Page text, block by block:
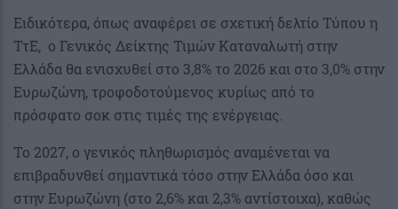
Ειδικότερα, όπως αναφέρει σε σχετική δελτίο Τύπου η
ΤτΕ, ο Γενικός Δείκτης Τιμών Καταναλωτή στην
Ελλάδα θα ενισχυθεί στο 3,8% το 2026 και στο 3,0% στην
Ευρωζώνη, τροφοδοτούμενος κυρίως από το
πρόσφατο σοκ στις τιμές της ενέργειας.
Το 2027, ο γενικός πληθωρισμός αναμένεται να
επιβραδυνθεί σημαντικά τόσο στην Ελλάδα όσο και
στην Ευρωζώνη (στο 2,6% και 2,3% αντίστοιχα), καθώς